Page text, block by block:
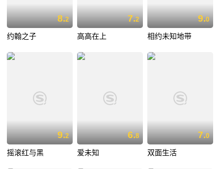
8.2
约翰之子
7.2
高高在上
9.0
相约未知地带
9.2
摇滚红与黑
6.8
爱未知
7.0
双面生活